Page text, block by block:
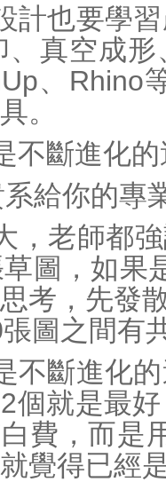
計也要學
、真空成
、Rhino
。
不斷進化
給你的專
，老師都
圖，如果
考，先發
圖之間有
不斷進化
個就是最
費，而是
覺得已經